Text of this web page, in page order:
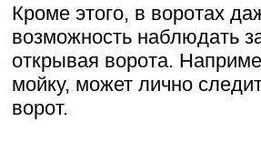
Кроме этого, в воротах
возможность наблюдать
открывая ворота.
мойку, может лично
ворот.